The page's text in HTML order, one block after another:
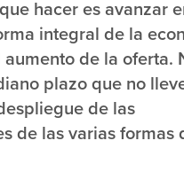
hacer es avanzar
integral de la
de la oferta.
plazo que no
de las
de las varias formas